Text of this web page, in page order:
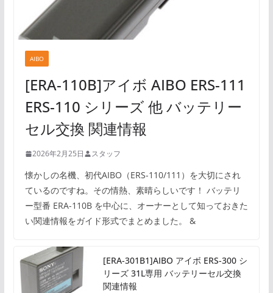
AIBO
[ERA-110B]アイボ AIBO ERS-111
ERS-110 シリーズ 他 バッテリー
セル交換 関連情報
2026年2月25日 スタッフ
懐かしの名機、初代AIBO（ERS-110/111）を大切にされ
ているのですね。その情熱、素晴らしいです！ バッテリ
ー型番 ERA-110B を中心に、オーナーとして知っておきた
い関連情報をガイド形式でまとめました。 &
[ERA-301B1]AIBO アイボ ERS-300 シ
リーズ 31L専用 バッテリーセル交換
関連情報